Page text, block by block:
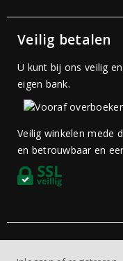
Veilig betalen
U kunt bij ons veilig
eigen bank.
Veilig winkelen mede
en betrouwbaar en